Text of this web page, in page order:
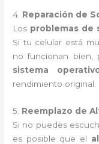
4. Reparación de
Los problemas de
Si tu celular está
no funcionan bien,
sistema
rendimiento original.
5. Reemplazo de
Si no puedes
es posible que el